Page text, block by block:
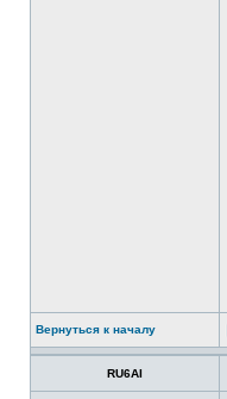
Вернуться к началу
RU6AI